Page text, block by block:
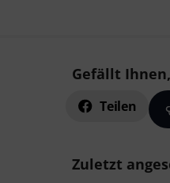
Gefällt
Teilen
Zuletzt